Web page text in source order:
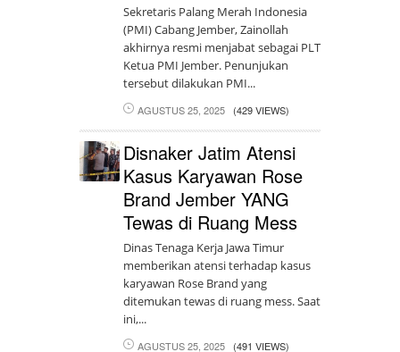
Sekretaris Palang Merah Indonesia
(PMI) Cabang Jember, Zainollah
akhirnya resmi menjabat sebagai PLT
Ketua PMI Jember. Penunjukan
tersebut dilakukan PMI...
AGUSTUS 25, 2025 (429 VIEWS)
Disnaker Jatim Atensi
Kasus Karyawan Rose
Brand Jember YANG
Tewas di Ruang Mess
Dinas Tenaga Kerja Jawa Timur
memberikan atensi terhadap kasus
karyawan Rose Brand yang
ditemukan tewas di ruang mess. Saat
ini,...
AGUSTUS 25, 2025 (491 VIEWS)